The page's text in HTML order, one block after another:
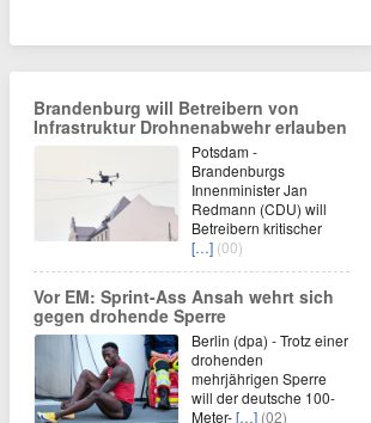
Brandenburg will Betreibern von
Infrastruktur Drohnenabwehr erlauben
Potsdam -
Brandenburgs
Innenminister Jan
Redmann (CDU) will
Betreibern kritischer
[…] (00)
Vor EM: Sprint-Ass Ansah wehrt sich
gegen drohende Sperre
Berlin (dpa) - Trotz einer
drohenden
mehrjährigen Sperre
will der deutsche 100-
Meter-[…] (02)